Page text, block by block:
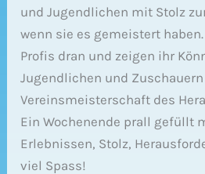
und Jugendlichen mit Stolz
wenn sie es gemeistert
Profis dran und zeigen ihr
Jugendlichen und
Vereinsmeisterschaft des
Ein Wochenende prall gefüllt
Erlebnissen, Stolz,
viel Spass!